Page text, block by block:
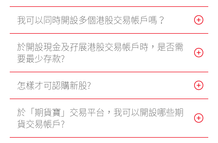
虛擬資產知識
證券按倉比率查詢
我可以同時開設多個港股交易帳戶嗎？
於開設現金及孖展港股交易帳戶時，是否需
要最少存款?
怎樣才可認購新股?
於「期貨寶」交易平台，我可以開設哪些期
貨交易帳戶?